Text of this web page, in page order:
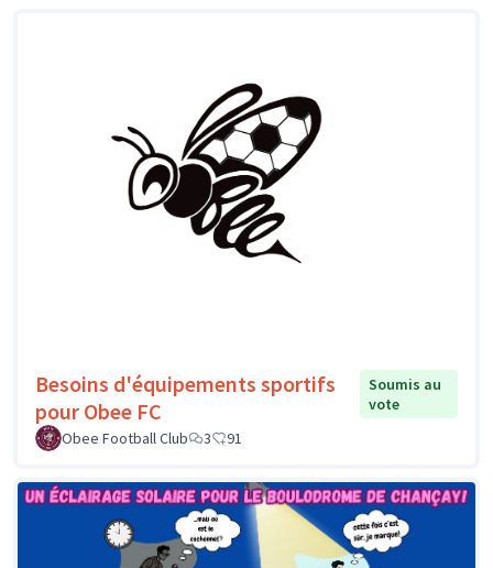
Besoins d'équipements sportifs
pour Obee FC
Soumis au
vote
Obee Football Club
3 91